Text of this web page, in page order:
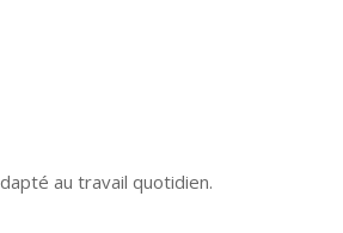
au travail quotidien.